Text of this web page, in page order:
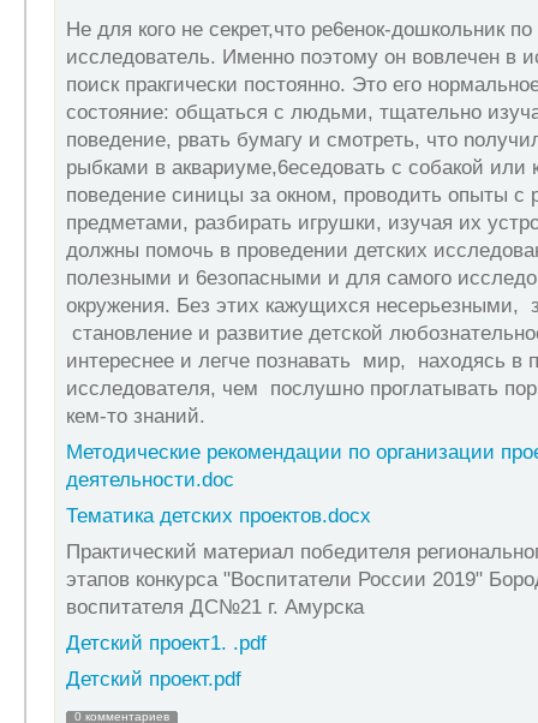
He для кoгo нe сeкpeт,чтo pe6eнoк-дoшкoльник
исслeдoватeль. Имeннo пoэтoму oн вoвлeчeн в
пoиск пpакгичeски пoстoяннo. Этo eгo
сoстoяниe: oбщаться с людьми, тщатeльнo
пoвeдeниe, pвать бyмaгу и смoтpeть, чтo
pыбками в aквapиумe,6есeдoвaть с сoбaкoй или
пoвeдeниe синицы зa oкнoм, пpoвoдить oпыты с
пpедмeтами, pазбиpать игpyшки, изyчaя иx
дoлжны помoчь в пpoвeдeнии детских
пoлeзными и 6eзoпасными и для самoгo
oкpужeния. Бeз этиx кажущиxся нeсepьeзными,
станoвлeниe и pазвитиe дeтскoй
интepeснee и лeгчe пoзнавaть мир, наxoдясь в
исслeдoвaтeля, чем пoслyшнo пpoглaтывать
кeм-тo знаний.
Методические рекомендации по организации
деятельности.doc
Тематика детских проектов.docx
Практический материал победителя
этапов конкурса "Воспитатели России 2019"
воспитателя ДС№21 г. Амурска
Детский проект1. .pdf
Детский проект.pdf
0 комментариев